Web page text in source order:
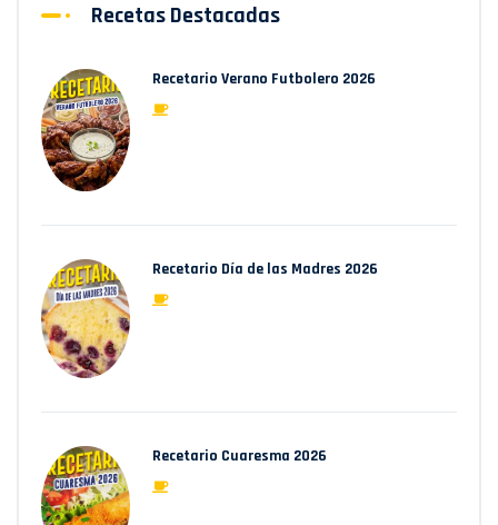
Recetas Destacadas
Recetario Verano Futbolero 2026
Recetario Día de las Madres 2026
Recetario Cuaresma 2026